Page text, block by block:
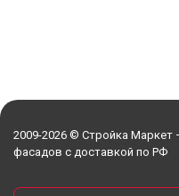
2009-2026 © Стройка Маркет
фасадов с доставкой по РФ